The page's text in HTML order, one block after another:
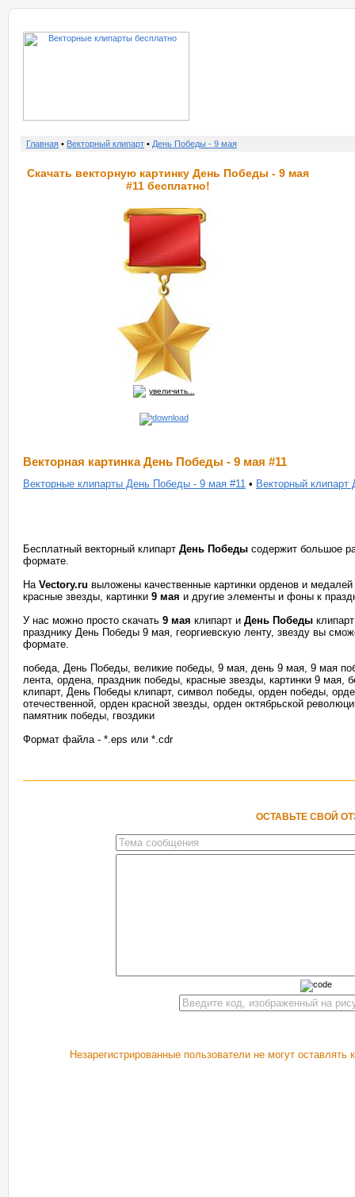
Главная • Векторный клипарт • День Победы - 9 мая
Скачать векторную картинку День Победы - 9 мая
#11 бесплатно!
увеличить...
Векторная картинка День Победы - 9 мая #11
Векторные клипарты День Победы - 9 мая #11 • Векторный
Бесплатный векторный клипарт День Победы содержит большое
формате.
На Vectory.ru выложены качественные картинки орденов и
красные звезды, картинки 9 мая и другие элементы и фоны к
У нас можно просто скачать 9 мая клипарт и День Победы
празднику День Победы 9 мая, георгиевскую ленту, звезду вы
формате.
победа, День Победы, великие победы, 9 мая, день 9 мая, 9 мая
лента, ордена, праздник победы, красные звезды, картинки 9 мая,
клипарт, День Победы клипарт, символ победы, орден победы,
отечественной, орден красной звезды, орден октябрьской
памятник победы, гвоздики
Формат файла - *.eps или *.cdr
ОСТАВЬТЕ СВОЙ
Незарегистрированные пользователи не могут